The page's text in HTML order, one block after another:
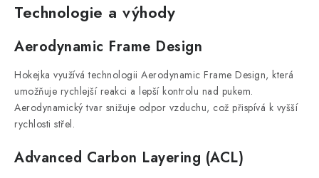
Technologie a výhody
Aerodynamic Frame Design
Hokejka využívá technologii Aerodynamic Frame Design, která
umožňuje rychlejší reakci a lepší kontrolu nad pukem.
Aerodynamický tvar snižuje odpor vzduchu, což přispívá k vyšší
rychlosti střel.
Advanced Carbon Layering (ACL)